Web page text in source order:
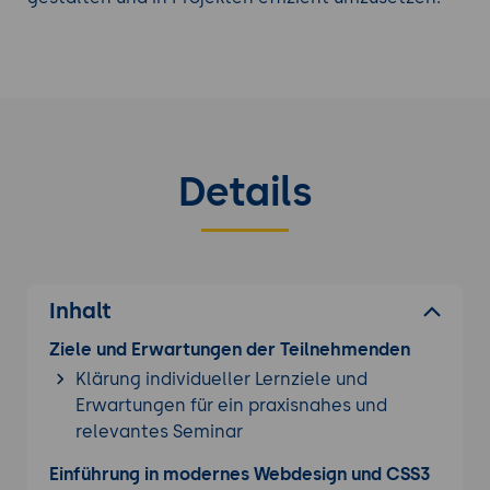
Details
Inhalt
Ziele und Erwartungen der Teilnehmenden
Klärung individueller Lernziele und
Erwartungen für ein praxisnahes und
relevantes Seminar
Einführung in modernes Webdesign und CSS3